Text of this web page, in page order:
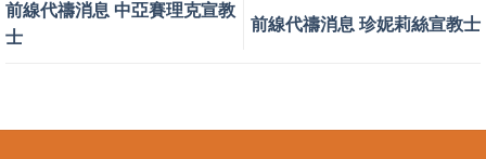
前線代禱消息 中亞賽理克宣教
士
前線代禱消息 珍妮莉絲宣教士